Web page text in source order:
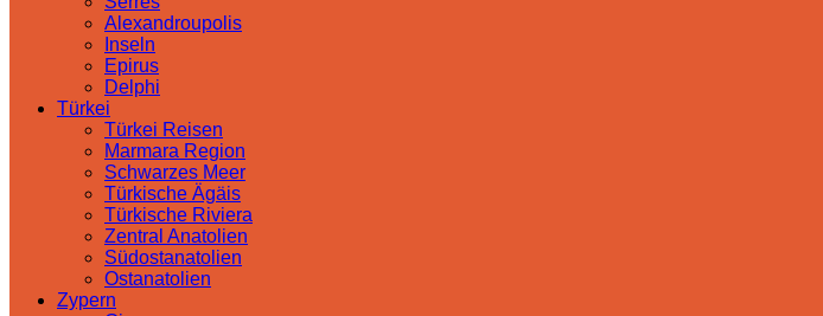
Alexandroupolis
Inseln
Epirus
Delphi
Türkei
Türkei Reisen
Marmara Region
Schwarzes Meer
Türkische Ägäis
Türkische Riviera
Zentral Anatolien
Südostanatolien
Ostanatolien
Zypern